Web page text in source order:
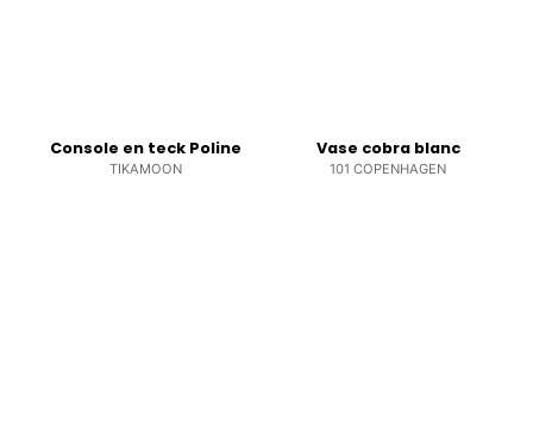
Console en teck Poline
TIKAMOON
Vase cobra blanc
101 COPENHAGEN